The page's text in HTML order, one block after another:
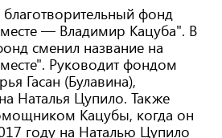
фонд
— Владимир Кацуба". В
сменил название на
Руководит фондом
Гасан (Булавина),
Наталья Цупило. Также
Кацубы, когда он
году на Наталью Цупило